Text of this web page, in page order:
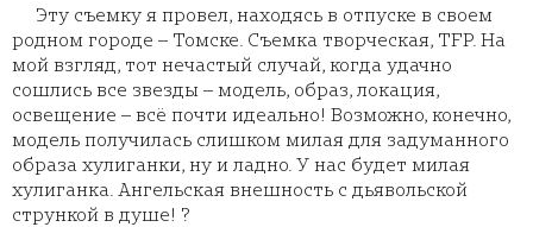
Эту съемку я провел, находясь в отпуске в своем
родном городе – Томске. Съемка творческая, TFP. На
мой взгляд, тот нечастый случай, когда удачно
сошлись все звезды – модель, образ, локация,
освещение – всё почти идеально! Возможно, конечно,
модель получилась слишком милая для задуманного
образа хулиганки, ну и ладно. У нас будет милая
хулиганка. Ангельская внешность с дьявольской
стрункой в душе! ?